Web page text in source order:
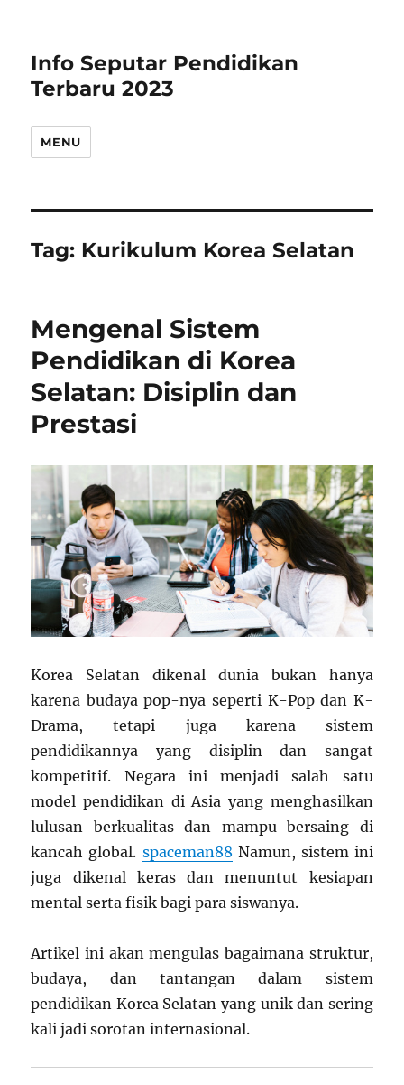
Info Seputar Pendidikan
Terbaru 2023
MENU
Tag: Kurikulum Korea Selatan
Mengenal Sistem
Pendidikan di Korea
Selatan: Disiplin dan
Prestasi
Korea Selatan dikenal dunia bukan hanya
karena budaya pop-nya seperti K-Pop dan K-
Drama, tetapi juga karena sistem
pendidikannya yang disiplin dan sangat
kompetitif. Negara ini menjadi salah satu
model pendidikan di Asia yang menghasilkan
lulusan berkualitas dan mampu bersaing di
kancah global. spaceman88 Namun, sistem ini
juga dikenal keras dan menuntut kesiapan
mental serta fisik bagi para siswanya.
Artikel ini akan mengulas bagaimana struktur,
budaya, dan tantangan dalam sistem
pendidikan Korea Selatan yang unik dan sering
kali jadi sorotan internasional.